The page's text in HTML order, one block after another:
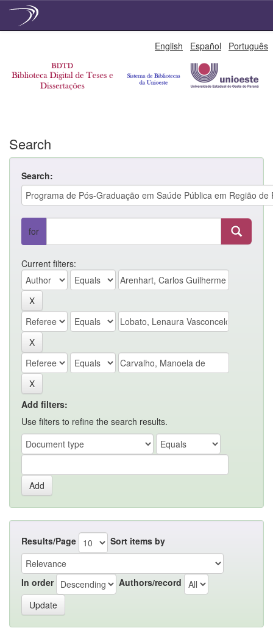
English Español Português
Search
Search:
for
Current filters:
Add filters:
Use filters to refine the search results.
Results/Page Sort items by
In order Authors/record